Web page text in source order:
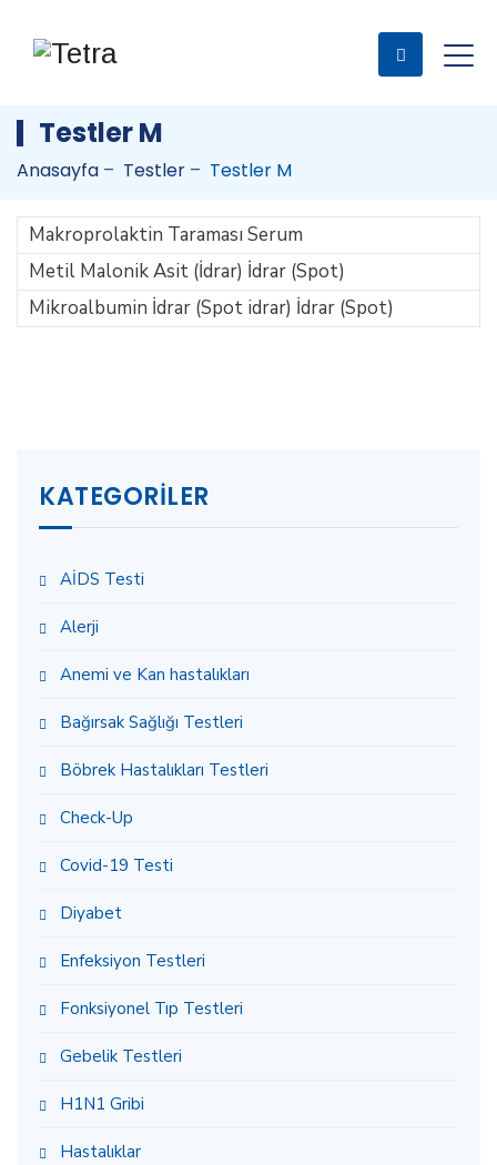
Testler M
Anasayfa – Testler – Testler M
Makroprolaktin Taraması Serum
Metil Malonik Asit (İdrar) İdrar (Spot)
Mikroalbumin İdrar (Spot idrar) İdrar (Spot)
KATEGORILER
AİDS Testi
Alerji
Anemi ve Kan hastalıkları
Bağırsak Sağlığı Testleri
Böbrek Hastalıkları Testleri
Check-Up
Covid-19 Testi
Diyabet
Enfeksiyon Testleri
Fonksiyonel Tıp Testleri
Gebelik Testleri
H1N1 Gribi
Hastalıklar